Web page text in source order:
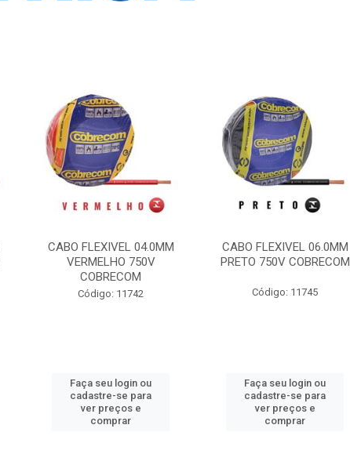
CABO FLEXIVEL 04.0MM
VERMELHO 750V
COBRECOM
Código: 11742
Faça seu login ou
cadastre-se para
ver preços e
comprar
CABO FLEXIVEL 06.0MM
PRETO 750V COBRECOM
Código: 11745
Faça seu login ou
cadastre-se para
ver preços e
comprar